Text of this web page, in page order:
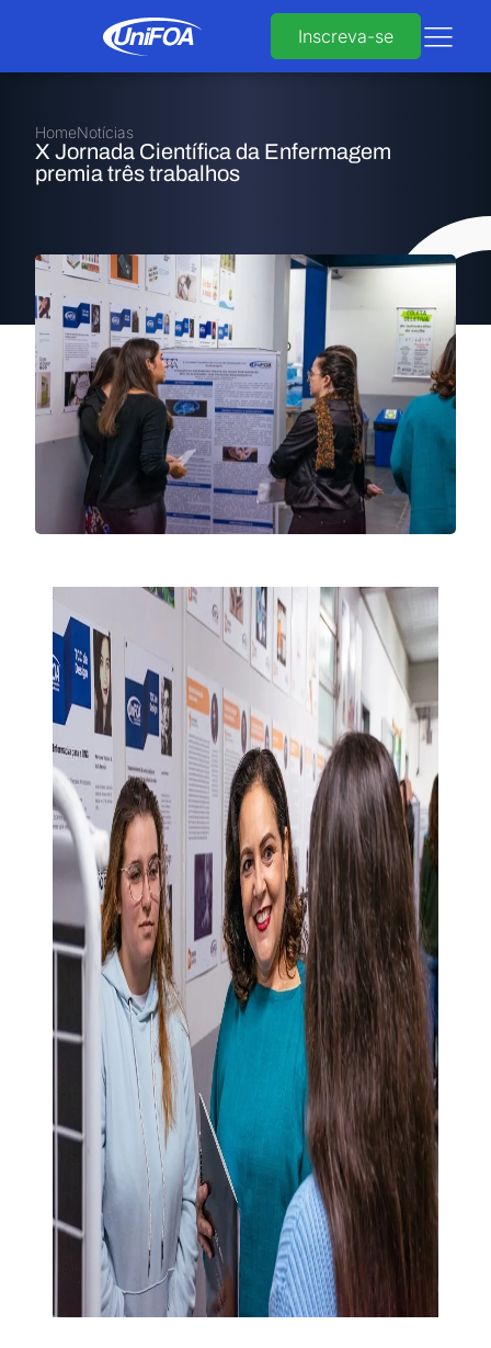
Inscreva-se
HomeNotícias
X Jornada Científica da Enfermagem
premia três trabalhos